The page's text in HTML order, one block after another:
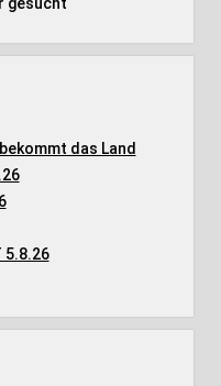
das Land
5.8.26